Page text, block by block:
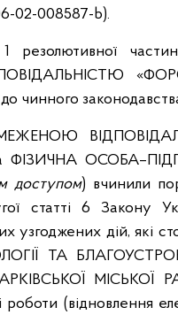
02-008587-b).
чинного
ФІЗИЧНА
доступом) вчинили
статті 6 Закону
узгоджених дій, які
ТА
МІСЬКОЇ
(відновлення